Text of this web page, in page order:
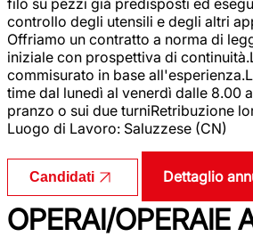
controllo degli utensili e degli altri
Offriamo un contratto a norma di
iniziale con prospettiva di
commisurato in base
time dal lunedì al venerdì dalle 8.00
pranzo o sui due turniRetribuzione
Luogo di Lavoro: Saluzzese (CN)
Candidati Dettaglio
OPERAI/OPERAIE